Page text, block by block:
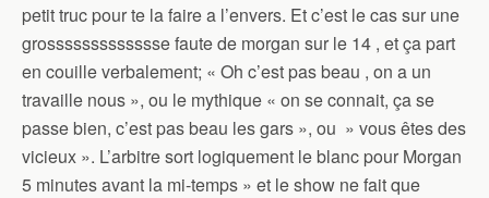
petit truc pour te la faire a l’envers. Et c’est le cas sur une
grossssssssssssse faute de morgan sur le 14 , et ça part
en couille verbalement; « Oh c’est pas beau , on a un
travaille nous », ou le mythique « on se connait, ça se
passe bien, c’est pas beau les gars », ou » vous êtes des
vicieux ». L’arbitre sort logiquement le blanc pour Morgan
5 minutes avant la mi-temps » et le show ne fait que